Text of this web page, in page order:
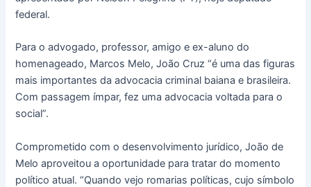
federal.
Para o advogado, professor, amigo e ex-aluno do
homenageado, Marcos Melo, João Cruz “é uma das figuras
mais importantes da advocacia criminal baiana e brasileira.
Com passagem ímpar, fez uma advocacia voltada para o
social”.
Comprometido com o desenvolvimento jurídico, João de
Melo aproveitou a oportunidade para tratar do momento
político atual. “Quando vejo romarias políticas, cujo símbolo